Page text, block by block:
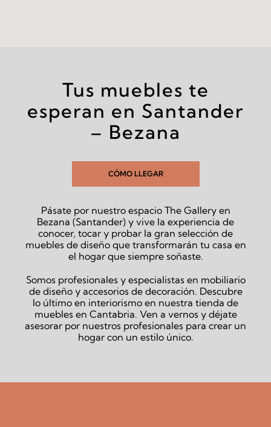
Tus muebles te
esperan en Santander
– Bezana
CÓMO LLEGAR
Pásate por nuestro espacio The Gallery en
Bezana (Santander) y vive la experiencia de
conocer, tocar y probar la gran selección de
muebles de diseño que transformarán tu casa en
el hogar que siempre soñaste.
Somos profesionales y especialistas en mobiliario
de diseño y accesorios de decoración. Descubre
lo último en interiorismo en nuestra tienda de
muebles en Cantabria. Ven a vernos y déjate
asesorar por nuestros profesionales para crear un
hogar con un estilo único.